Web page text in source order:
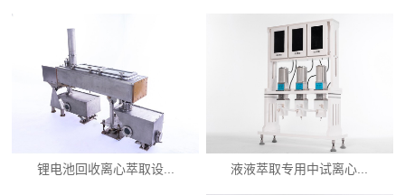
锂电池回收离心萃取设... 液液萃取专用中试离心...